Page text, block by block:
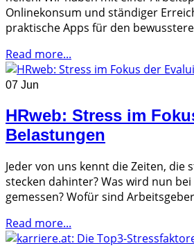
Onlinekonsum und ständiger
praktische Apps für den
Read more...
07 Jun
HRweb: Stress im
Belastungen
Jeder von uns kennt die Zeiten,
stecken dahinter? Was wird nun
gemessen? Wofür sind
Read more...